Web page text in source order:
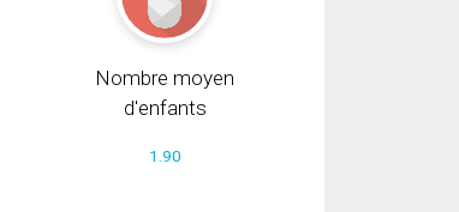
Nombre moyen
d'enfants
1.90